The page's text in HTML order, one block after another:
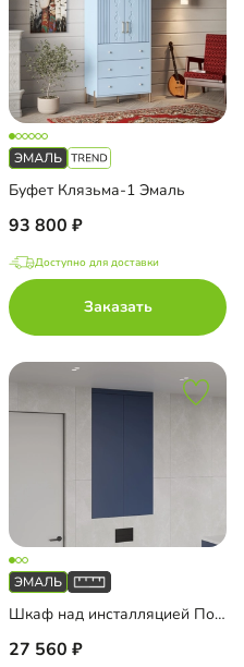
Буфет Клязьма-1 Эмаль
93 800
Доступно для доставки
Заказать
Шкаф над инсталляцией Порто-4
27 560